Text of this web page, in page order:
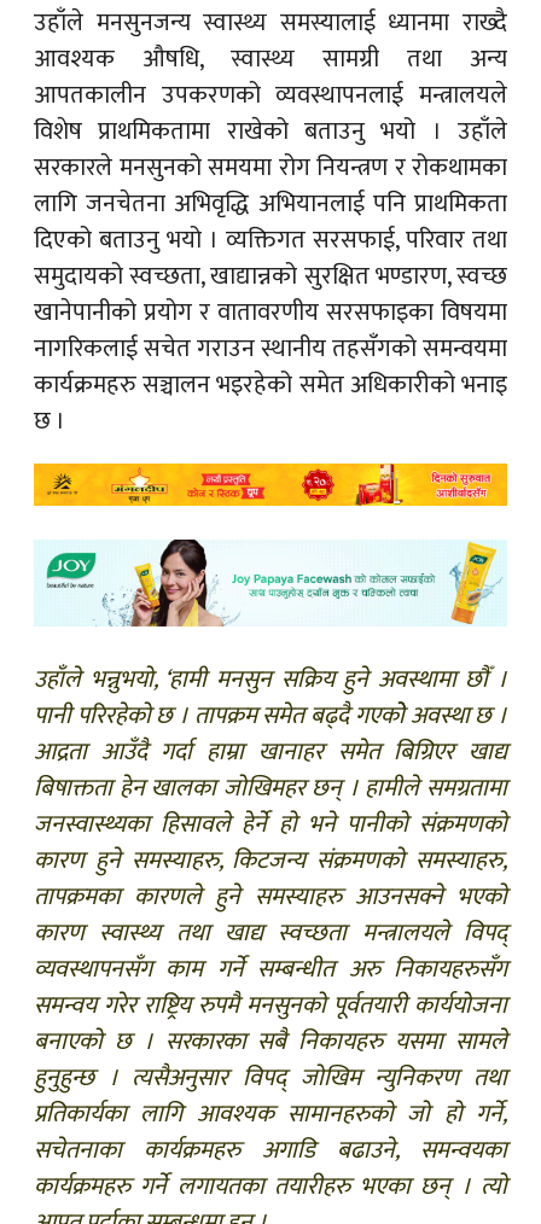
उहाँले मनसुनजन्य स्वास्थ्य समस्यालाई ध्यानमा राख्दै
आवश्यक औषधि, स्वास्थ्य सामग्री तथा अन्य
आपतकालीन उपकरणको व्यवस्थापनलाई मन्त्रालयले
विशेष प्राथमिकतामा राखेको बताउनु भयो । उहाँले
सरकारले मनसुनको समयमा रोग नियन्त्रण र रोकथामका
लागि जनचेतना अभिवृद्धि अभियानलाई पनि प्राथमिकता
दिएको बताउनु भयो । व्यक्तिगत सरसफाई, परिवार तथा
समुदायको स्वच्छता, खाद्यान्नको सुरक्षित भण्डारण, स्वच्छ
खानेपानीको प्रयोग र वातावरणीय सरसफाइका विषयमा
नागरिकलाई सचेत गराउन स्थानीय तहसँगको समन्वयमा
कार्यक्रमहरु सञ्चालन भइरहेको समेत अधिकारीको भनाइ
छ ।
उहाँले भन्नुभयो, ‘हामी मनसुन सक्रिय हुने अवस्थामा छौँ ।
पानी परिरहेको छ । तापक्रम समेत बढ्दै गएकोे अवस्था छ ।
आद्रता आउँदै गर्दा हाम्रा खानाहर समेत बिग्रिएर खाद्य
बिषाक्तता हेन खालका जोखिमहर छन् । हामीले समग्रतामा
जनस्वास्थ्यका हिसावले हेर्ने हो भने पानीको संक्रमणको
कारण हुने समस्याहरु, किटजन्य संक्रमणको समस्याहरु,
तापक्रमका कारणले हुने समस्याहरु आउनसक्ने भएको
कारण स्वास्थ्य तथा खाद्य स्वच्छता मन्त्रालयले विपद्
व्यवस्थापनसँग काम गर्ने सम्बन्धीत अरु निकायहरुसँग
समन्वय गरेर राष्ट्रिय रुपमै मनसुनको पूर्वतयारी कार्ययोजना
बनाएको छ । सरकारका सबै निकायहरु यसमा सामले
हुनुहुन्छ । त्यसैअनुसार विपद् जोखिम न्युनिकरण तथा
प्रतिकार्यका लागि आवश्यक सामानहरुको जो हो गर्ने,
सचेतनाका कार्यक्रमहरु अगाडि बढाउने, समन्वयका
कार्यक्रमहरु गर्ने लगायतका तयारीहरु भएका छन् । त्यो